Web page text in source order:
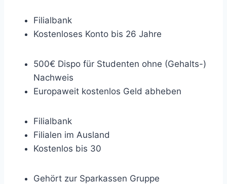
Filialbank
Kostenloses Konto bis 26 Jahre
500€ Dispo für Studenten ohne (Gehalts-)
Nachweis
Europaweit kostenlos Geld abheben
Filialbank
Filialen im Ausland
Kostenlos bis 30
Gehört zur Sparkassen Gruppe